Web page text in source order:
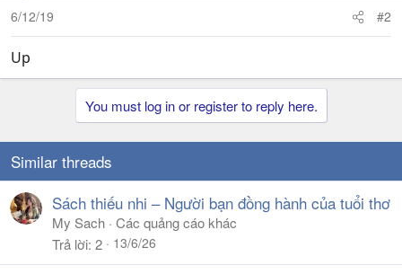
6/12/19 #2
Up
You must log in or register to reply here.
Similar threads
Sách thiếu nhi – Người bạn đồng hành của tuổi thơ
My Sach Các quảng cáo khác
Trả lời 2 13/6/26